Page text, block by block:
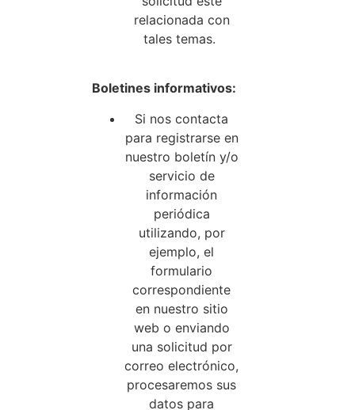
relacionada con
tales temas.
Boletines informativos:
Si nos contacta
para registrarse en
nuestro boletín y/o
servicio de
información
periódica
utilizando, por
ejemplo, el
formulario
correspondiente
en nuestro sitio
web o enviando
una solicitud por
correo electrónico,
procesaremos sus
datos para